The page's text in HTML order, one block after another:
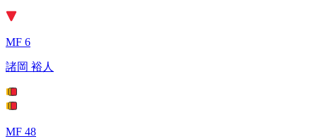
MF 6
諸岡 裕人
MF 48